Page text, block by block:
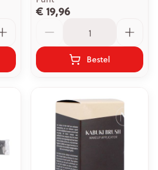
€ 19,96
Bestel